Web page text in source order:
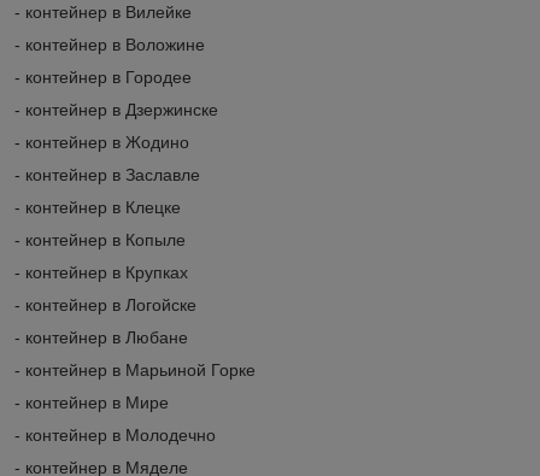
- контейнер в Вилейке
- контейнер в Воложине
- контейнер в Городее
- контейнер в Дзержинске
- контейнер в Жодино
- контейнер в Заславле
- контейнер в Клецке
- контейнер в Копыле
- контейнер в Крупках
- контейнер в Логойске
- контейнер в Любане
- контейнер в Марьиной Горке
- контейнер в Мире
- контейнер в Молодечно
- контейнер в Мяделе